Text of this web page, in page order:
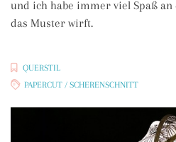
und ich habe immer viel Spaß
das Muster wirft.
QUERSTIL
PAPERCUT / SCHERENSCHNITT